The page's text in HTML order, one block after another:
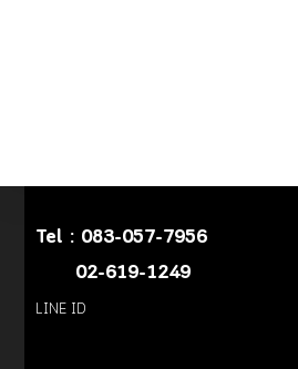
Tel : 083-057-7956
02-619-1249
LINE ID